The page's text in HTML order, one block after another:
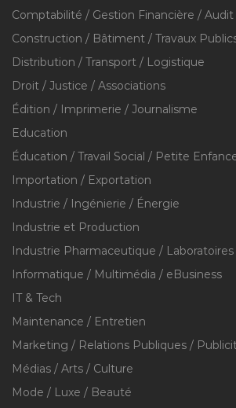
Comptabilité / Gestion Financière / Audit
Construction / Bâtiment / Travaux
Distribution / Transport / Logistique
Droit / Justice / Associations
Édition / Imprimerie / Journalisme
Education
Éducation / Travail Social / Petite
Importation / Exportation
Industrie / Ingénierie / Énergie
Industrie et Production
Industrie Pharmaceutique / Laboratoires
Informatique / Multimédia / eBusiness
IT & Tech
Maintenance / Entretien
Marketing / Relations Publiques /
Médias / Arts / Culture
Mode / Luxe / Beauté